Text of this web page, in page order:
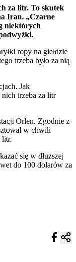
za litr. To skutek
Iran. „Czarne
niektórych
ropy na giełdzie
trzeba było za nią
Jak
trzeba za litr
Orlen. Zgodnie z
w chwili
litr.
się w dłuższej
do 100 dolarów za